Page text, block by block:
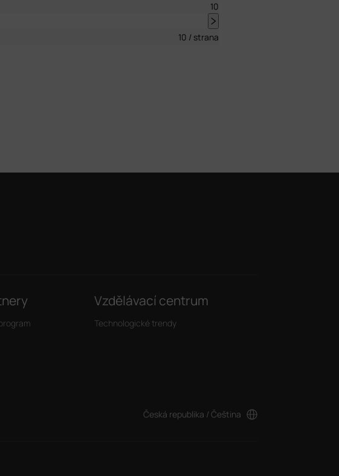
10
10 / strana
Vzdělávací centrum
Technologické trendy
Česká republika / Čeština